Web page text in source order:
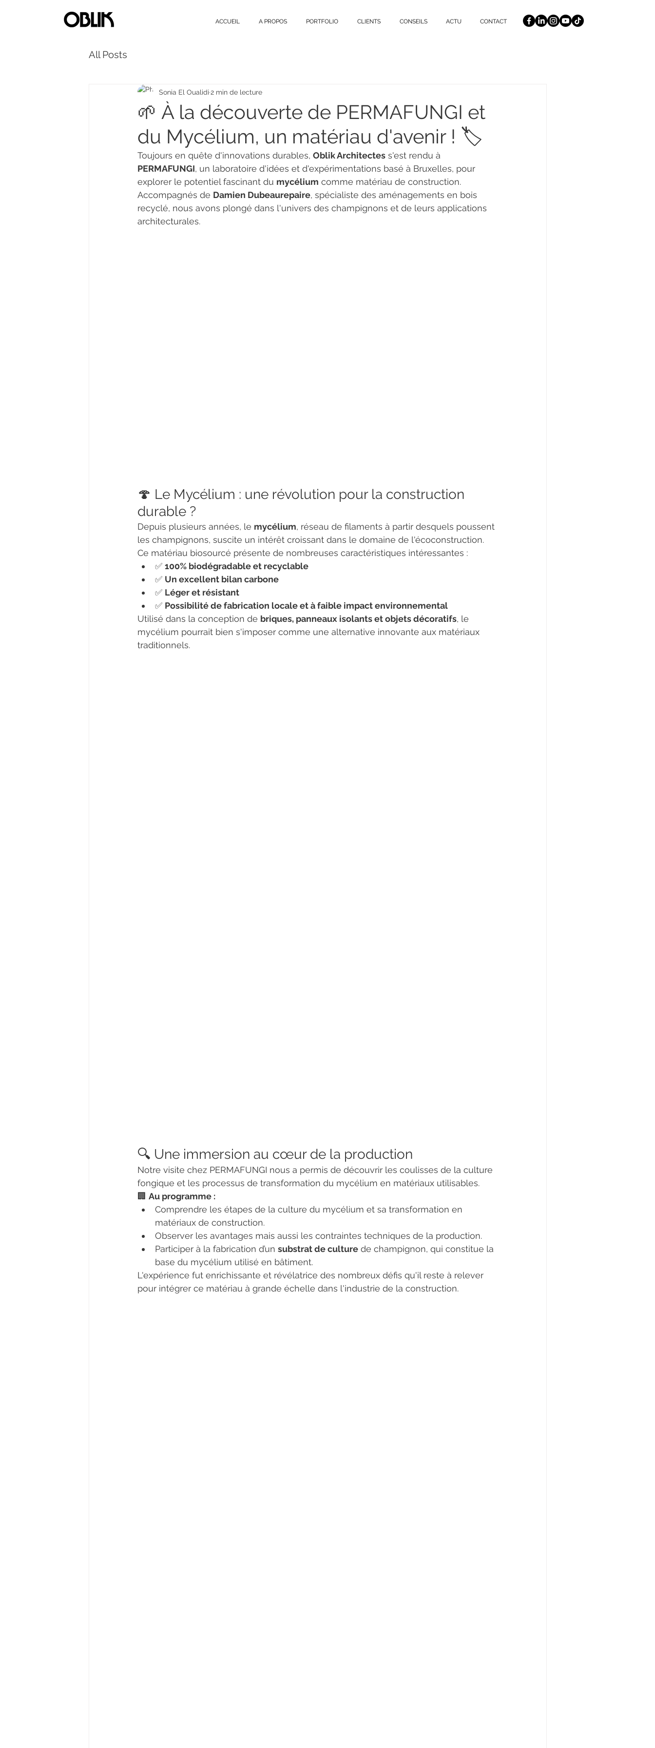
ACCUEIL A PROPOS PORTFOLIO CLIENTS CONSEILS ACTU CONTACT
All Posts
🌱 À la découverte de PERMAFUNGI et
du Mycélium, un matériau d'avenir ! 🏷️
Sonia El Oualidi 2 min de lecture
Toujours en quête d'innovations durables, Oblik Architectes s'est rendu à
PERMAFUNGI, un laboratoire d'idées et d'expérimentations basé à Bruxelles, pour
explorer le potentiel fascinant du mycélium comme matériau de construction.
Accompagnés de Damien Dubeaurepaire, spécialiste des aménagements en bois
recyclé, nous avons plongé dans l'univers des champignons et de leurs applications
architecturales.
🍄 Le Mycélium : une révolution pour la construction
durable ?
Depuis plusieurs années, le mycélium, réseau de filaments à partir desquels poussent
les champignons, suscite un intérêt croissant dans le domaine de l'écoconstruction.
Ce matériau biosourcé présente de nombreuses caractéristiques intéressantes :
✅ 100% biodégradable et recyclable
✅ Un excellent bilan carbone
✅ Léger et résistant
✅ Possibilité de fabrication locale et à faible impact environnemental
Utilisé dans la conception de briques, panneaux isolants et objets décoratifs, le
mycélium pourrait bien s'imposer comme une alternative innovante aux matériaux
traditionnels.
🔍 Une immersion au cœur de la production
Notre visite chez PERMAFUNGI nous a permis de découvrir les coulisses de la culture
fongique et les processus de transformation du mycélium en matériaux utilisables.
🏢 Au programme :
Comprendre les étapes de la culture du mycélium et sa transformation en
matériaux de construction.
Observer les avantages mais aussi les contraintes techniques de la production.
Participer à la fabrication d’un substrat de culture de champignon, qui constitue la
base du mycélium utilisé en bâtiment.
L'expérience fut enrichissante et révélatrice des nombreux défis qu'il reste à relever
pour intégrer ce matériau à grande échelle dans l'industrie de la construction.